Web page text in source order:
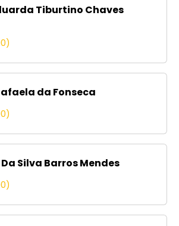
Tiburtino Chaves
da Fonseca
Silva Barros Mendes